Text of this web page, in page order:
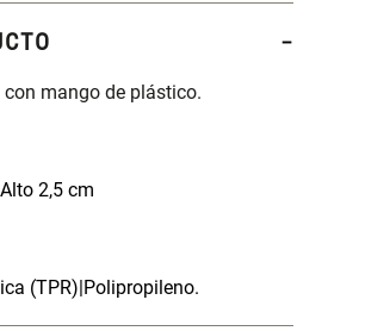
mango de plástico.
2,5 cm
(TPR)|Polipropileno.